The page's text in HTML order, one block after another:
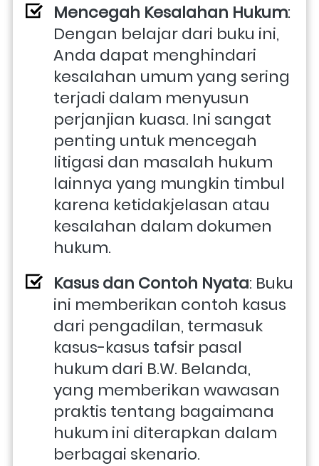
Mencegah Kesalahan Hukum:
Dengan belajar dari buku ini,
Anda dapat menghindari
kesalahan umum yang sering
terjadi dalam menyusun
perjanjian kuasa. Ini sangat
penting untuk mencegah
litigasi dan masalah hukum
lainnya yang mungkin timbul
karena ketidakjelasan atau
kesalahan dalam dokumen
hukum.
Kasus dan Contoh Nyata: Buku
ini memberikan contoh kasus
dari pengadilan, termasuk
kasus-kasus tafsir pasal
hukum dari B.W. Belanda,
yang memberikan wawasan
praktis tentang bagaimana
hukum ini diterapkan dalam
berbagai skenario.